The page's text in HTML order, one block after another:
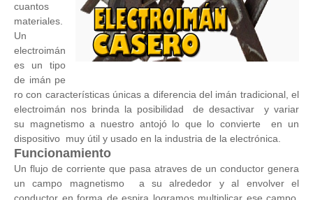
cuantos
materiales.
Un
electroimán
es un tipo
de imán pe
ro con características únicas a diferencia del imán tradicional, el
electroimán nos brinda la posibilidad de desactivar y variar
su magnetismo a nuestro antojó lo que lo convierte en un
dispositivo muy útil y usado en la industria de la electrónica.
Funcionamiento
Un flujo de corriente que pasa atraves de un conductor genera
un campo magnetismo a su alrededor y al envolver el